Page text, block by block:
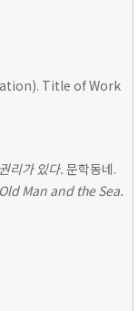
Title of Work
리가 있다. 문학동네.
Man and the Sea.